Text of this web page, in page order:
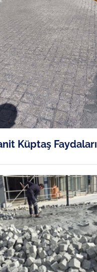
Küptaş Faydaları